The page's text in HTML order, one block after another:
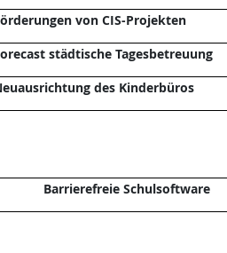
von CIS-Projekten
städtische Tagesbetreuung
des Kinderbüros
Barrierefreie Schulsoftware